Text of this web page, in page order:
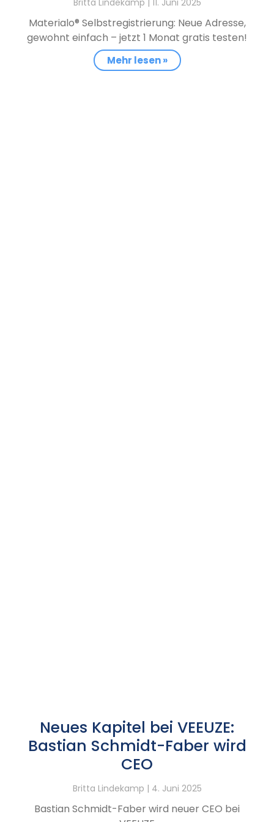
Britta Lindekamp 11. Juni 2025
Materialo® Selbstregistrierung: Neue Adresse,
gewohnt einfach – jetzt 1 Monat gratis testen!
Mehr lesen »
Neues Kapitel bei VEEUZE:
Bastian Schmidt-Faber wird
CEO
Britta Lindekamp 4. Juni 2025
Bastian Schmidt-Faber wird neuer CEO bei